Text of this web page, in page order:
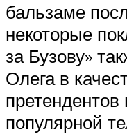
бальзаме
некоторые
за Бузову»
Олега в
претендентов
популярной